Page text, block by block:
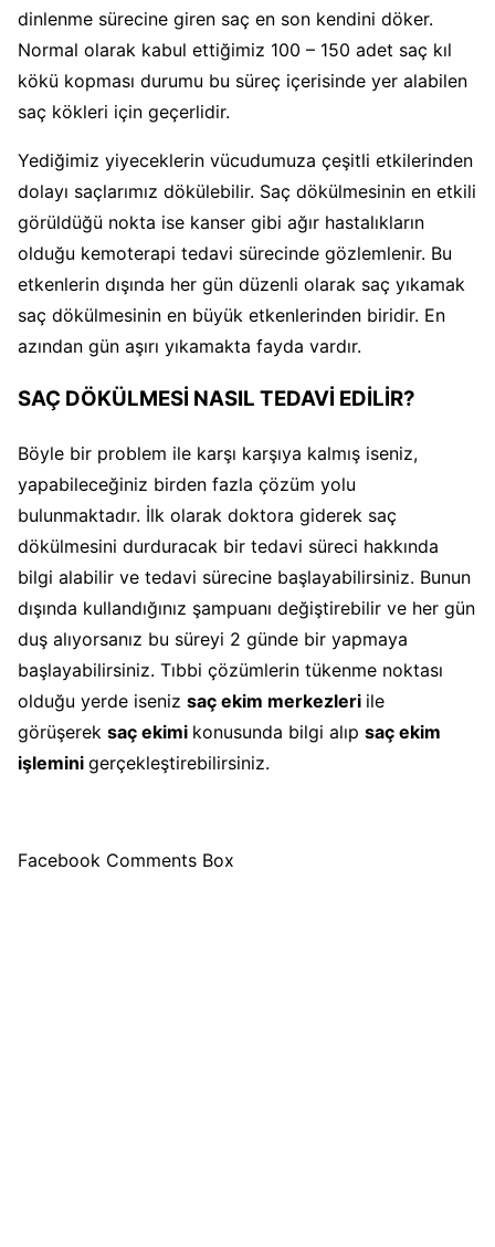
dinlenme sürecine giren saç en son kendini döker.
Normal olarak kabul ettiğimiz 100 – 150 adet saç kıl
kökü kopması durumu bu süreç içerisinde yer alabilen
saç kökleri için geçerlidir.
Yediğimiz yiyeceklerin vücudumuza çeşitli etkilerinden
dolayı saçlarımız dökülebilir. Saç dökülmesinin en etkili
görüldüğü nokta ise kanser gibi ağır hastalıkların
olduğu kemoterapi tedavi sürecinde gözlemlenir. Bu
etkenlerin dışında her gün düzenli olarak saç yıkamak
saç dökülmesinin en büyük etkenlerinden biridir. En
azından gün aşırı yıkamakta fayda vardır.
SAÇ DÖKÜLMESİ NASIL TEDAVİ EDİLİR?
Böyle bir problem ile karşı karşıya kalmış iseniz,
yapabileceğiniz birden fazla çözüm yolu
bulunmaktadır. İlk olarak doktora giderek saç
dökülmesini durduracak bir tedavi süreci hakkında
bilgi alabilir ve tedavi sürecine başlayabilirsiniz. Bunun
dışında kullandığınız şampuanı değiştirebilir ve her gün
duş alıyorsanız bu süreyi 2 günde bir yapmaya
başlayabilirsiniz. Tıbbi çözümlerin tükenme noktası
olduğu yerde iseniz saç ekim merkezleri ile
görüşerek saç ekimi konusunda bilgi alıp saç ekim
işlemini gerçekleştirebilirsiniz.
Facebook Comments Box